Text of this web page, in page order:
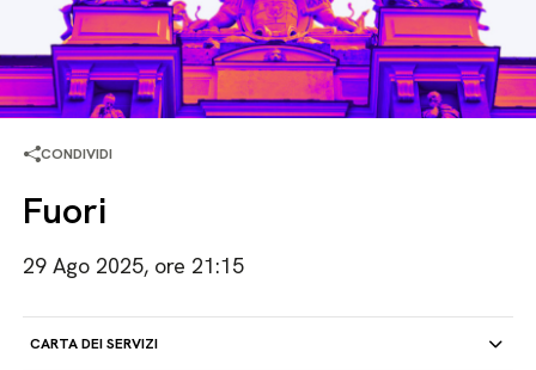
CONDIVIDI
Fuori
29 Ago 2025, ore 21:15
CARTA DEI SERVIZI